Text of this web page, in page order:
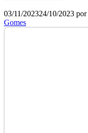
03/11/202324/10/2023 por
Gomes